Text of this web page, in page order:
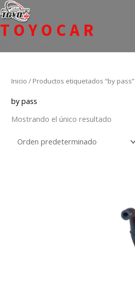
Ir
al
contenido
TOYOCAR
Inicio / Productos etiquetados “by pass”
by pass
Mostrando el único resultado